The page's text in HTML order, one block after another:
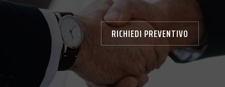
RICHIEDI PREVENTIVO